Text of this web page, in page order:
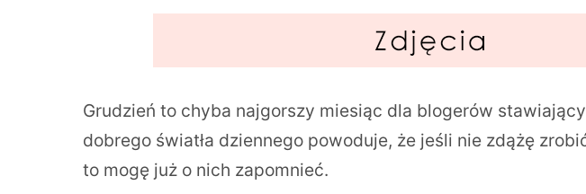
Grudzień to chyba najgorszy miesiąc dla blogerów
dobrego światła dziennego powoduje, że jeśli nie zdążę
to mogę już o nich zapomnieć.